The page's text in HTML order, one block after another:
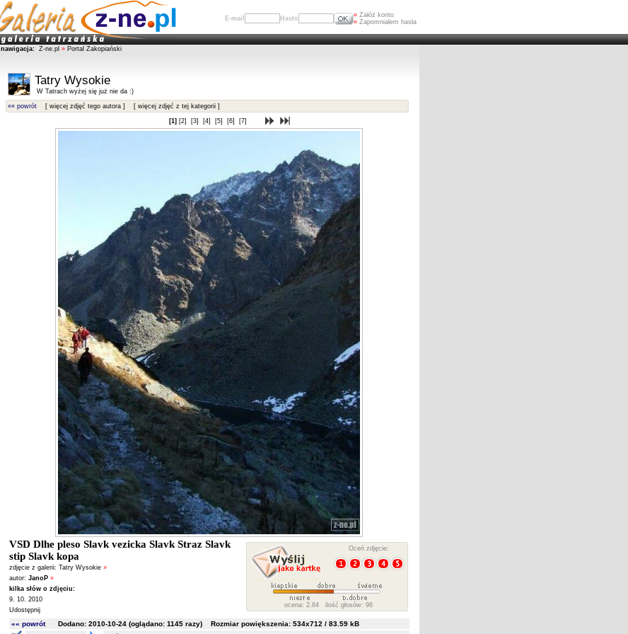
E-mail Hasło » Załóż konto
» Zapomniałem hasła
nawigacja: Z-ne.pl » Portal Zakopiański
Tatry Wysokie
W Tatrach wyżej się już nie da :)
«« powrót [ więcej zdjęć tego autora ] [ więcej zdjęć z tej kategorii ]
[1] [2] [3] [4] [5] [6] [7]
VSD Dlhe pleso Slavk vezicka Slavk Straz Slavk
stip Slavk kopa
zdjęcie z galerii: Tatry Wysokie »
autor: JanoP »
kilka słów o zdjęciu:
9. 10. 2010
Udostępnij
Oceń zdjęcie:
ocena: 2.84 ilość głosów: 96
«« powrótDodano: 2010-10-24 (oglądano: 1145razy) Rozmiar powiększenia: 534x712 / 83.59 kB